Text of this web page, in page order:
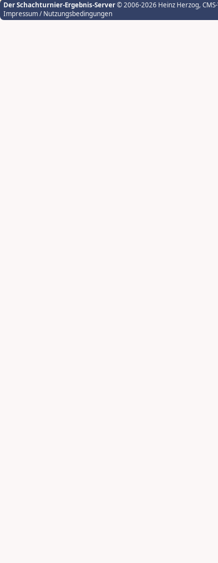
Der Schachturnier-Ergebnis-Server© 2006-2026 Heinz Herzog,
Impressum / Nutzungsbedingungen